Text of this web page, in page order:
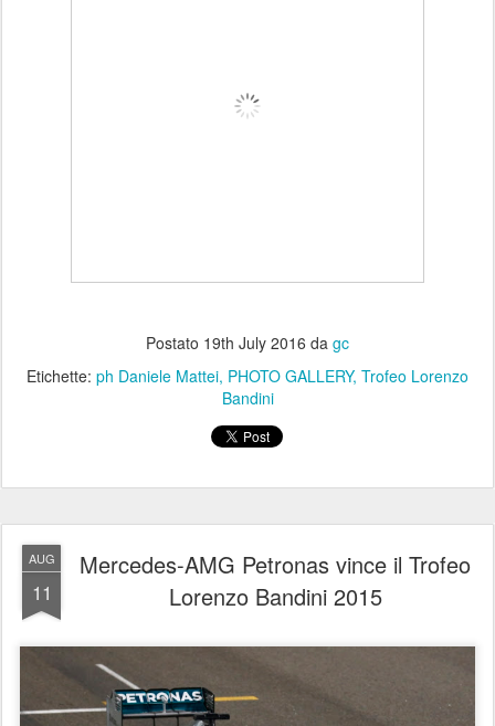
Postato 19th July 2016 da gc
Etichette: ph Daniele Mattei PHOTO GALLERY Trofeo Lorenzo
Bandini
AUG
11
Mercedes-AMG Petronas vince il Trofeo
Lorenzo Bandini 2015